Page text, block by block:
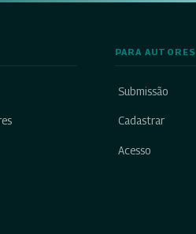
PARA AUTORES
Submissão
Cadastrar
Acesso